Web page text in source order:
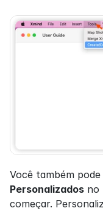
Você também
Personalizados no
começar.